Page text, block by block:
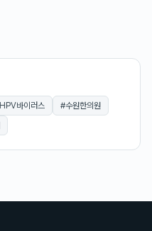
HPV바이러스 #수원한의원